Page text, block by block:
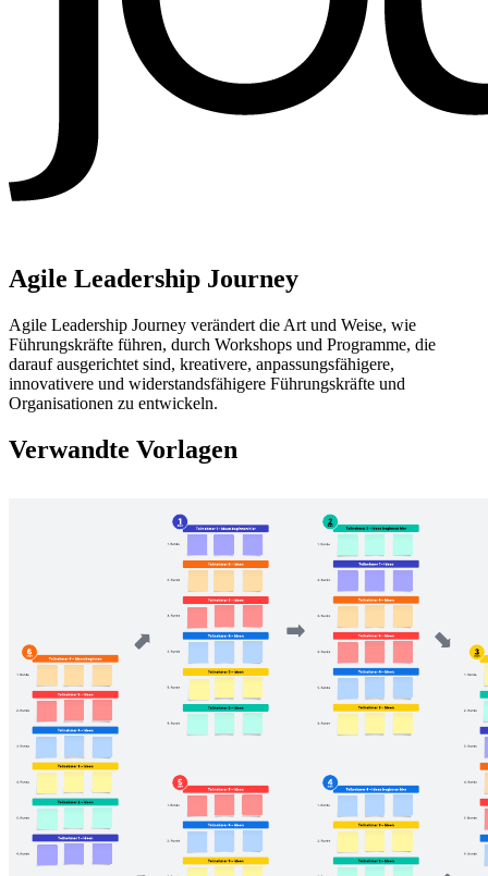
Agile Leadership Journey
Agile Leadership Journey verändert die Art und Weise, wie
Führungskräfte führen, durch Workshops und Programme, die
darauf ausgerichtet sind, kreativere, anpassungsfähigere,
innovativere und widerstandsfähigere Führungskräfte und
Organisationen zu entwickeln.
Verwandte Vorlagen